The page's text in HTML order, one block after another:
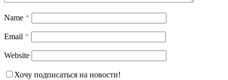
Name *
Email *
Website
Хочу подписаться на новости!